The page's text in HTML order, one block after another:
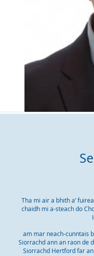
Tha mi air a bhith a’
chaidh mi a-steach do
am mar neach-cunntais
Siorrachd ann an raon de
Siorrachd Hertford far